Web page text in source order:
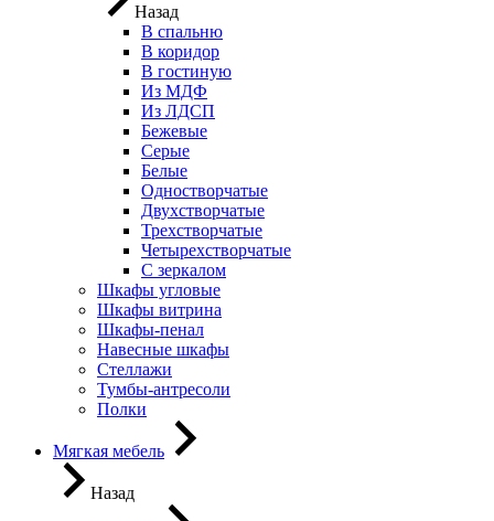
Назад
В спальню
В коридор
В гостиную
Из МДФ
Из ЛДСП
Бежевые
Серые
Белые
Одностворчатые
Двухстворчатые
Трехстворчатые
Четырехстворчатые
С зеркалом
Шкафы угловые
Шкафы витрина
Шкафы-пенал
Навесные шкафы
Стеллажи
Тумбы-антресоли
Полки
Мягкая мебель
Назад